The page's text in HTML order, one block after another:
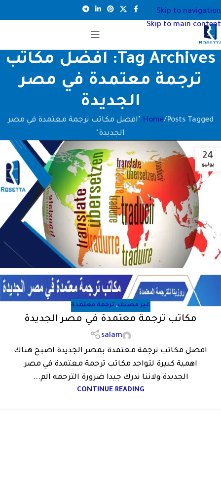
Skip to navigation
Skip to main content
Tag Archives: افضل مكاتب
ترجمة معتمدة في مصر
الجديدة
Home Posts Tagged "افضل مكاتب ترجمة معتمدة في مصر
الجديدة"
24
يوليو
غير مصنف, ترجمة معتمدة
مكاتب ترجمة معتمدة في مصر الجديدة
salam
افضل مكاتب ترجمة معتمدة بمصر الجديدة اصبح هناك
اهمية كبيرة لتواجد مكاتب ترجمة معتمدة في مصر
الجديدة ولاننا ندرك جيدا ضرورة الترجمه الم...
CONTINUE READING